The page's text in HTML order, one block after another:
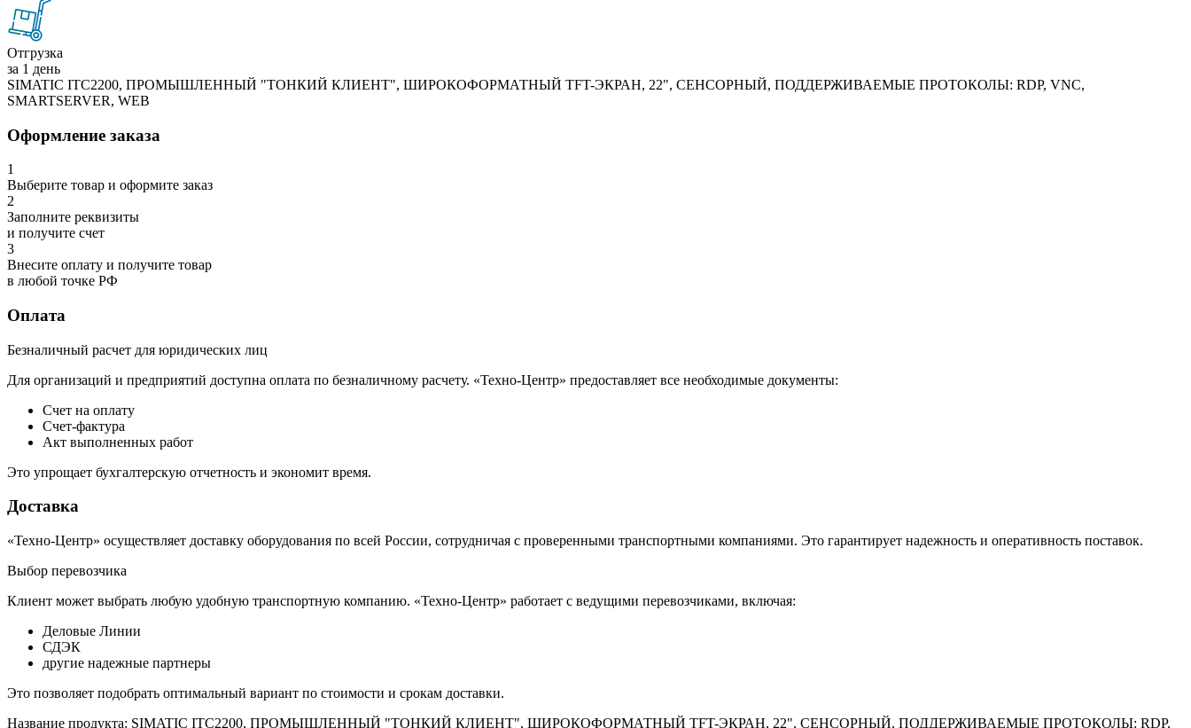
Отгрузка
за 1 день
SIMATIC ITC2200, ПРОМЫШЛЕННЫЙ "ТОНКИЙ КЛИЕНТ", ШИРОКОФОРМАТНЫЙ TFT-ЭКРАН, 22", СЕНСОРНЫЙ, ПОДДЕРЖИВАЕМЫЕ ПРОТОКОЛЫ: RDP, VNC,
SMARTSERVER, WEB
Оформление заказа
1
Выберите товар и оформите заказ
2
Заполните реквизиты
и получите счет
3
Внесите оплату и получите товар
в любой точке РФ
Оплата
Безналичный расчет для юридических лиц
Для организаций и предприятий доступна оплата по безналичному расчету. «Техно-Центр» предоставляет все необходимые документы:
Счет на оплату
Счет-фактура
Акт выполненных работ
Это упрощает бухгалтерскую отчетность и экономит время.
Доставка
«Техно-Центр» осуществляет доставку оборудования по всей России, сотрудничая с проверенными транспортными компаниями. Это гарантирует надежность и оперативность поставок.
Выбор перевозчика
Клиент может выбрать любую удобную транспортную компанию. «Техно-Центр» работает с ведущими перевозчиками, включая:
Деловые Линии
СДЭК
другие надежные партнеры
Это позволяет подобрать оптимальный вариант по стоимости и срокам доставки.
Название продукта: SIMATIC ITC2200, ПРОМЫШЛЕННЫЙ "ТОНКИЙ КЛИЕНТ", ШИРОКОФОРМАТНЫЙ TFT-ЭКРАН, 22", СЕНСОРНЫЙ, ПОДДЕРЖИВАЕМЫЕ ПРОТОКОЛЫ: RDP,